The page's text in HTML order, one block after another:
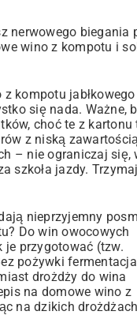
nerwowego biegania
wino z kompotu i
kompotu jabłkowego
się nada. Ważne,
choć te z kartonu
z niską
– nie ograniczaj się,
szkoła jazdy.
nieprzyjemny
Do win owocowych
je przygotować (tzw.
pożywki fermentacja
drożdży do wina
na domowe wino z
na dzikich